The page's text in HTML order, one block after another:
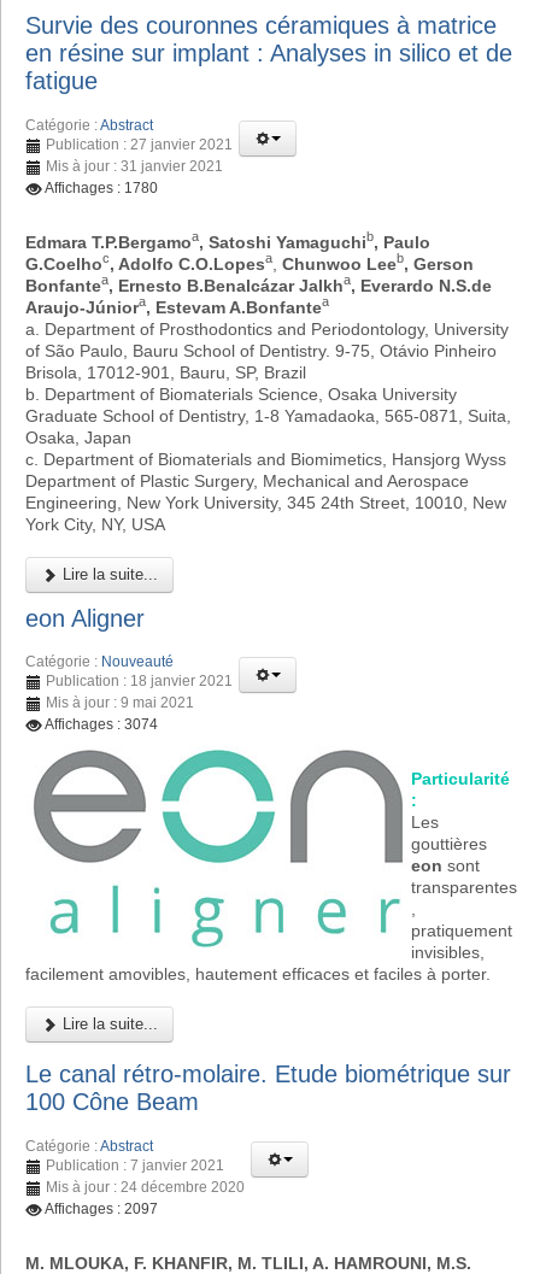
Survie des couronnes céramiques à matrice
en résine sur implant : Analyses in silico et de
fatigue
Catégorie :Abstract
Publication : 27 janvier 2021
Mis à jour : 31 janvier 2021
Affichages : 1780
Edmara T.P.Bergamoa, Satoshi Yamaguchib, Paulo
G.Coelhoc, Adolfo C.O.Lopesa Chunwoo Leeb, Gerson
Bonfantea, Ernesto B.Benalcázar Jalkha, Everardo N.S.de
Araujo-Júniora, Estevam A.Bonfantea
a. Department of Prosthodontics and Periodontology, University
of São Paulo, Bauru School of Dentistry. 9-75, Otávio Pinheiro
Brisola, 17012-901, Bauru, SP, Brazil
b. Department of Biomaterials Science, Osaka University
Graduate School of Dentistry, 1-8 Yamadaoka, 565-0871, Suita,
Osaka, Japan
c. Department of Biomaterials and Biomimetics, Hansjorg Wyss
Department of Plastic Surgery, Mechanical and Aerospace
Engineering, New York University, 345 24th Street, 10010, New
York City, NY, USA
Lire la suite...
eon Aligner
Catégorie : Nouveauté
Publication : 18 janvier 2021
Mis à jour : 9 mai 2021
Affichages : 3074
Particularité
:
Les
gouttières
eon sont
transparentes
,
pratiquement
invisibles,
facilement amovibles, hautement efficaces et faciles à porter.
Lire la suite...
Le canal rétro-molaire. Etude biométrique sur
100 Cône Beam
Catégorie :Abstract
Publication : 7 janvier 2021
Mis à jour : 24 décembre 2020
Affichages : 2097
M. MLOUKA, F. KHANFIR, M. TLILI, A. HAMROUNI, M.S.